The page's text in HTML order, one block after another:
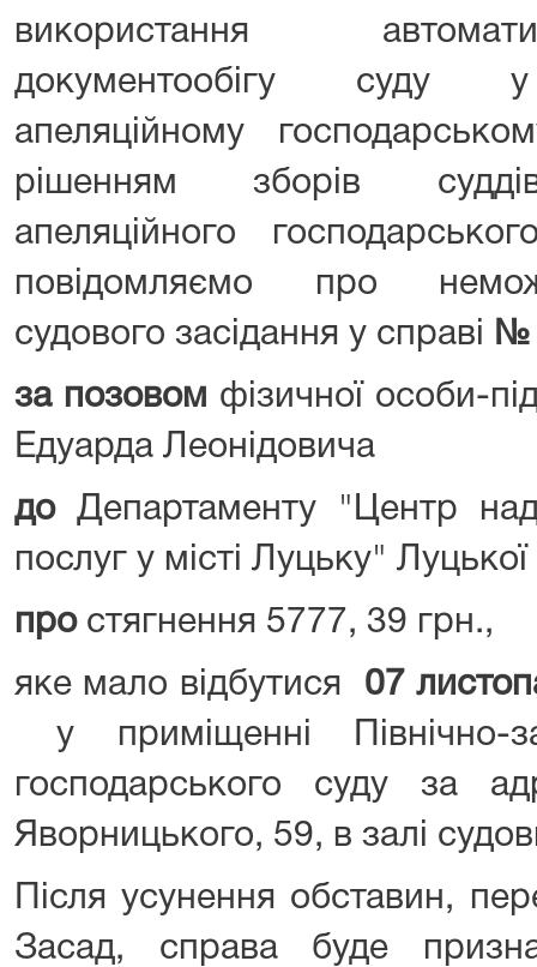
використання
документообігу суду у
апеляційному
рішенням зборів суддів
апеляційного
повідомляємо про
судового засідання у справі №
за позовом фізичної особи-
Едуарда Леонідовича
до Департаменту "Центр
послуг у місті Луцьку"
простягнення 5777, 39 грн.,
яке мало відбутися 07
у приміщенні Північно-
господарського суду за
Яворницького, 59, в залі
Після усунення обставин,
Засад, справа буде